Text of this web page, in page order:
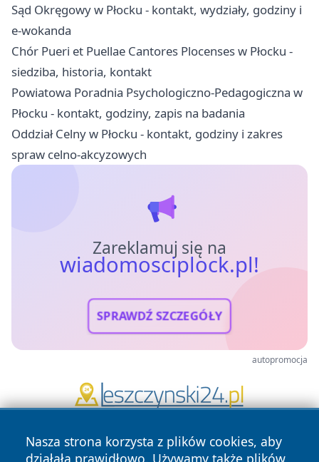
Sąd Okręgowy w Płocku - kontakt, wydziały, godziny i
e-wokanda
Chór Pueri et Puellae Cantores Plocenses w Płocku -
siedziba, historia, kontakt
Powiatowa Poradnia Psychologiczno-Pedagogiczna w
Płocku - kontakt, godziny, zapis na badania
Oddział Celny w Płocku - kontakt, godziny i zakres
spraw celno-akcyzowych
Zareklamuj się na
wiadomosciplock.pl!
SPRAWDŹ SZCZEGÓŁY
autopromocja
Nasza strona korzysta z plików cookies, aby
działała prawidłowo. Używamy także plików